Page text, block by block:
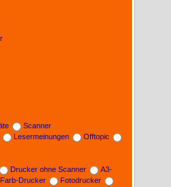
Scanner
Lesermeinungen
Offtopic
Drucker ohne Scanner
A3-
Farb-Drucker
Fotodrucker